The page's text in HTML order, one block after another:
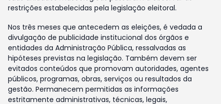
restrições estabelecidas pela legislação eleitoral.
Nos três meses que antecedem as eleições, é vedada a
divulgação de publicidade institucional dos órgãos e
entidades da Administração Pública, ressalvadas as
hipóteses previstas na legislação. Também devem ser
evitados conteúdos que promovam autoridades, agentes
públicos, programas, obras, serviços ou resultados da
gestão. Permanecem permitidas as informações
estritamente administrativas, técnicas, legais,